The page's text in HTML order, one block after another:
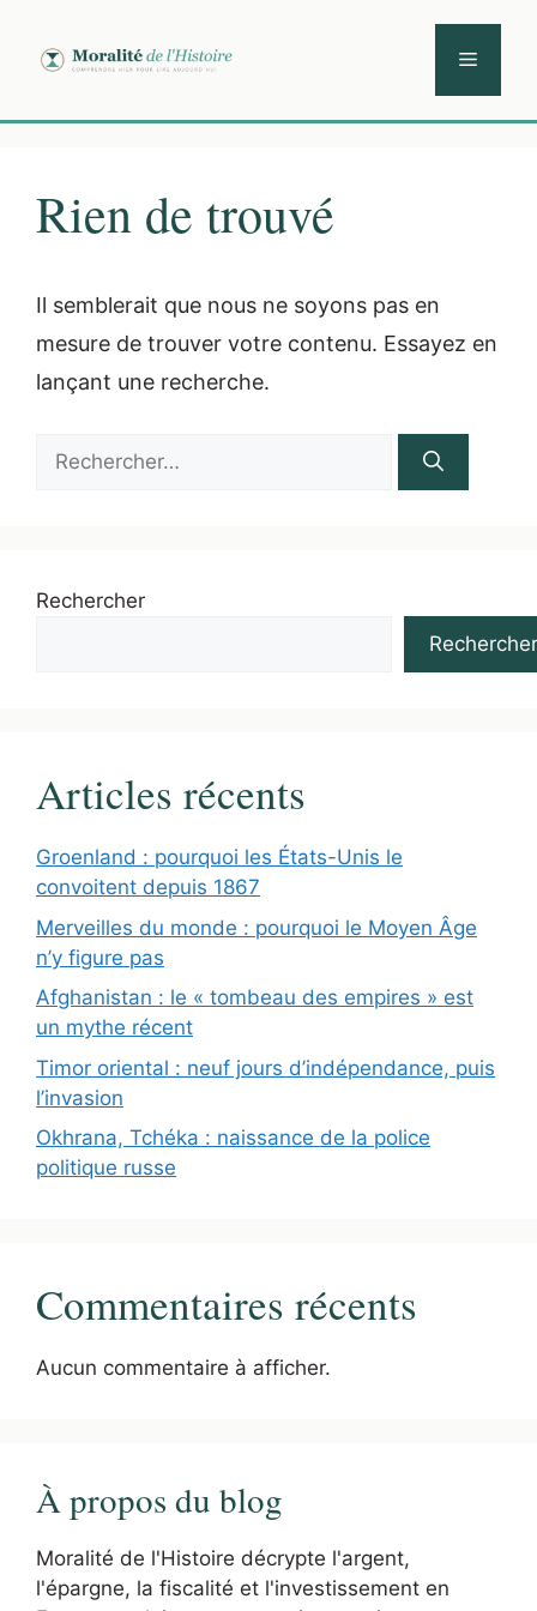
contenu
Menu
Rien de trouvé
Il semblerait que nous ne soyons pas en
mesure de trouver votre contenu. Essayez en
lançant une recherche.
Rechercher :
Rechercher
Rechercher
Articles récents
Groenland : pourquoi les États-Unis le
convoitent depuis 1867
Merveilles du monde : pourquoi le Moyen Âge
n’y figure pas
Afghanistan : le « tombeau des empires » est
un mythe récent
Timor oriental : neuf jours d’indépendance, puis
l’invasion
Okhrana, Tchéka : naissance de la police
politique russe
Commentaires récents
Aucun commentaire à afficher.
À propos du blog
Moralité de l'Histoire décrypte l'argent,
l'épargne, la fiscalité et l'investissement en